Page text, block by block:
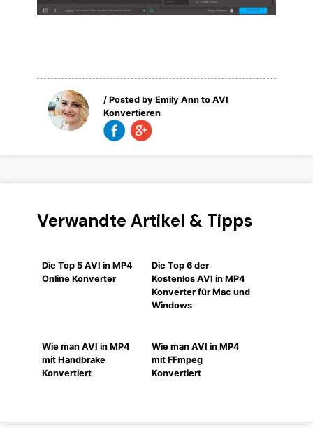
/ Posted byEmily Ann toAVI
Konvertieren
Verwandte Artikel & Tipps
Die Top 5 AVI in MP4
Online Konverter
Die Top 6 der
Kostenlos AVI in MP4
Konverter für Mac und
Windows
Wie man AVI in MP4
mit Handbrake
Konvertiert
Wie man AVI in MP4
mit FFmpeg
Konvertiert